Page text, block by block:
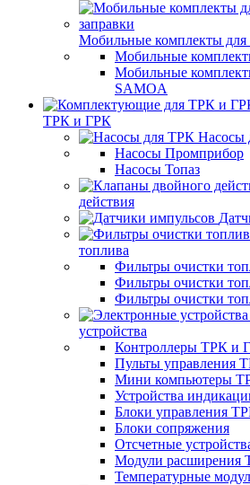
Мобильные комплекты для
Мобильные
Мобильные
SAMOA
ТРК и ГРК
Насосы
Насосы Промприбор
Насосы Топаз
действия
топлива
Фильтры очистки
Фильтры очистки
Фильтры очистки
устройства
Контроллеры ТРК и
Пульты управления
Мини компьютеры
Устройства
Блоки управления
Блоки сопряжения
Отсчетные
Модули расширения
Температурные